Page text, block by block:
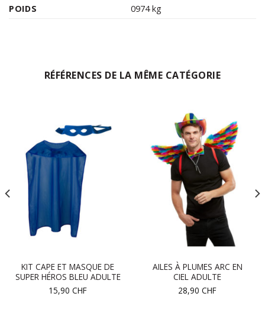
POIDS 0974 kg
RÉFÉRENCES DE LA MÊME CATÉGORIE
KIT CAPE ET MASQUE DE
SUPER HÉROS BLEU ADULTE
15,90 CHF
AILES À PLUMES ARC EN
CIEL ADULTE
28,90 CHF